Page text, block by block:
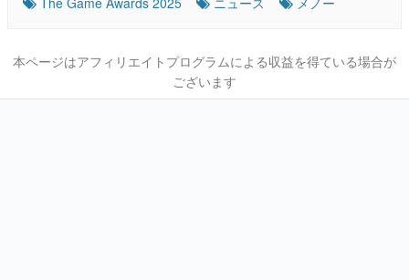
本ページはアフィリエイトプログラムによる収益を得ている場合が
ございます